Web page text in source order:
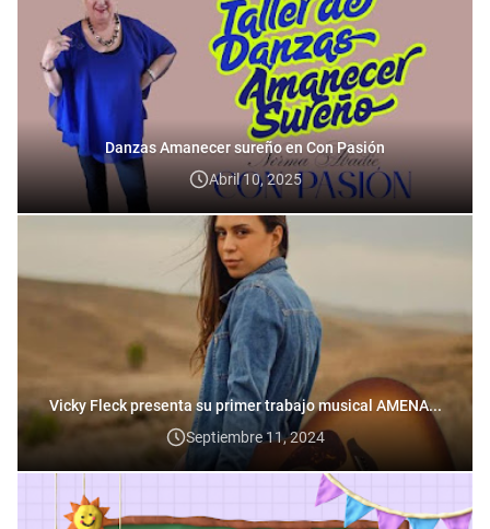
Danzas Amanecer sureño en Con Pasión
Abril 10, 2025
Vicky Fleck presenta su primer trabajo musical AMENA...
Septiembre 11, 2024